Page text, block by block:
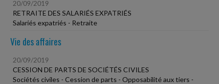
20/09/2019
RETRAITE DES SALARIÉS EXPATRIÉS
Salariés expatriés - Retraite
Vie des affaires
20/09/2019
CESSION DE PARTS DE SOCIÉTÉS CIVILES
Sociétés civiles - Cession de parts - Opposabilité aux tiers -